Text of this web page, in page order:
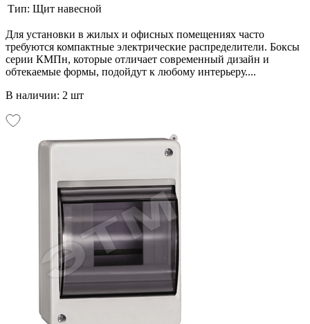
Тип: Щит навесной
Для установки в жилых и офисных помещениях часто
требуются компактные электрические распределители. Боксы
серии КМПн, которые отличает современный дизайн и
обтекаемые формы, подойдут к любому интерьеру....
В наличии: 2 шт